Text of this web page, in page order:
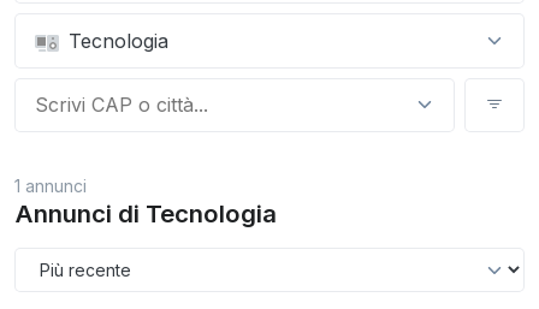
Tecnologia
1 annunci
Annunci di Tecnologia